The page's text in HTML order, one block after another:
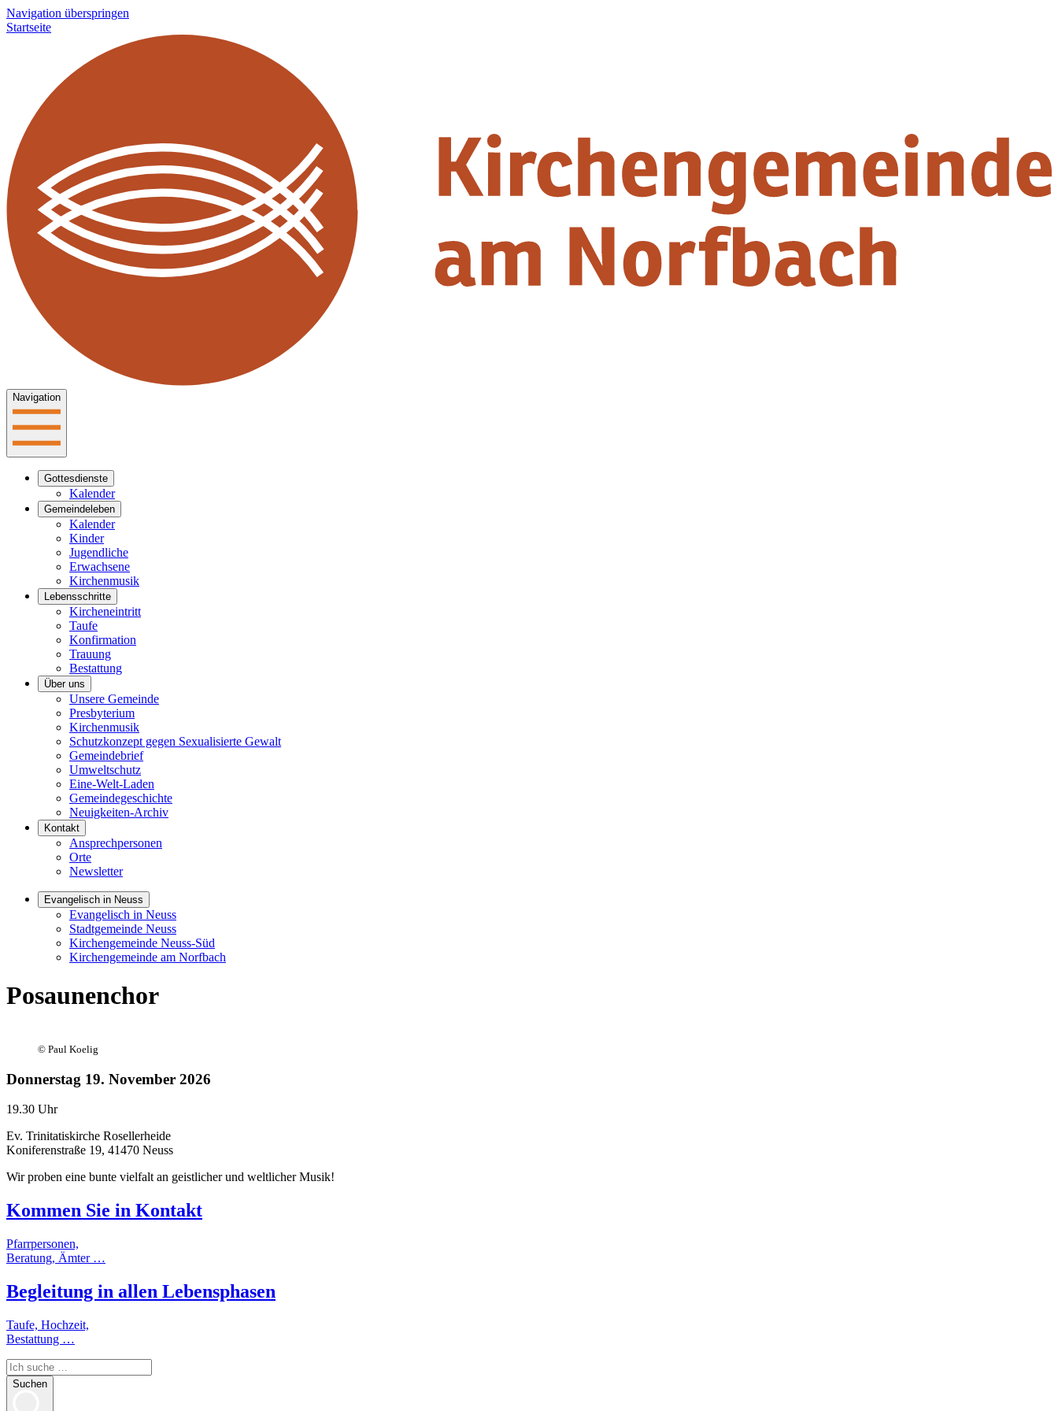
Navigation überspringen
Startseite
Navigation
Gottesdienste
Kalender
Gemeindeleben
Kalender
Kinder
Jugendliche
Erwachsene
Kirchenmusik
Lebensschritte
Kircheneintritt
Taufe
Konfirmation
Trauung
Bestattung
Über uns
Unsere Gemeinde
Presbyterium
Kirchenmusik
Schutzkonzept gegen Sexualisierte Gewalt
Gemeindebrief
Umweltschutz
Eine-Welt-Laden
Gemeindegeschichte
Neuigkeiten-Archiv
Kontakt
Ansprechpersonen
Orte
Newsletter
Evangelisch in Neuss
Evangelisch in Neuss
Stadtgemeinde Neuss
Kirchengemeinde Neuss-Süd
Kirchengemeinde am Norfbach
Posaunenchor
© Paul Koelig
Donnerstag 19. November 2026
19.30 Uhr
Ev. Trinitatiskirche Rosellerheide
Koniferenstraße 19, 41470 Neuss
Wir proben eine bunte vielfalt an geistlicher und weltlicher Musik!
Kommen Sie in Kontakt
Pfarrpersonen,
Beratung, Ämter …
Begleitung in allen Lebensphasen
Taufe, Hochzeit,
Bestattung …
Suchen